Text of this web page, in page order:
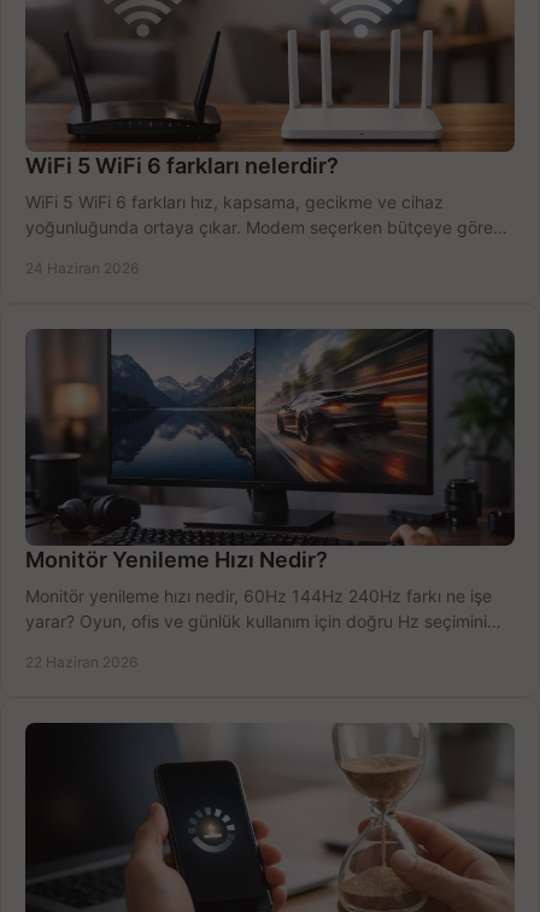
WiFi 5 WiFi 6 farkları nelerdir?
WiFi 5 WiFi 6 farkları hız, kapsama, gecikme ve cihaz
yoğunluğunda ortaya çıkar. Modem seçerken bütçeye göre
24 Haziran 2026
Monitör Yenileme Hızı Nedir?
Monitör yenileme hızı nedir, 60Hz 144Hz 240Hz farkı ne işe
yarar? Oyun, ofis ve günlük kullanım için doğru Hz seçimini
22 Haziran 2026